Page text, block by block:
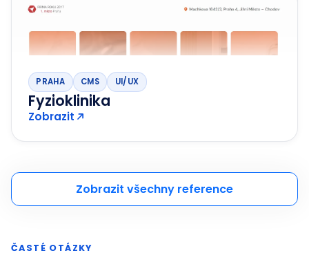
PRAHA CMS UI/UX
Fyzioklinika
Zobrazit
Zobrazit všechny reference
ČASTÉ OTÁZKY